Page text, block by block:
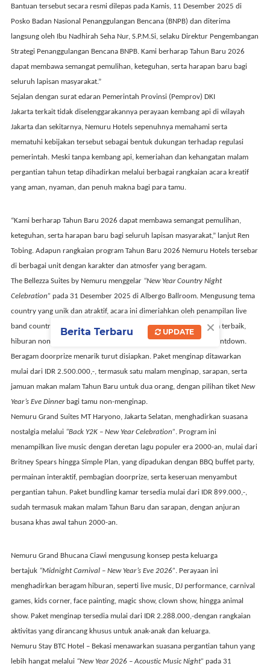
Bantuan tersebut secara resmi dilepas pada Kamis, 11 Desember 2025 di
Posko Badan Nasional Penanggulangan Bencana (BNPB) dan diterima
langsung oleh Ibu Nadhirah Seha Nur, S.P.M.Si, selaku Direktur Pengembangan
Strategi Penanggulangan Bencana BNPB. Kami berharap Tahun Baru 2026
dapat membawa semangat pemulihan, keteguhan, serta harapan baru bagi
seluruh lapisan masyarakat.”
Sejalan dengan surat edaran Pemerintah Provinsi (Pemprov) DKI
Jakarta terkait tidak diselenggarakannya perayaan kembang api di wilayah
Jakarta dan sekitarnya, Nemuru Hotels sepenuhnya memahami serta
mematuhi kebijakan tersebut sebagai bentuk dukungan terhadap regulasi
pemerintah. Meski tanpa kembang api, kemeriahan dan kehangatan malam
pergantian tahun tetap dihadirkan melalui berbagai rangkaian acara kreatif
yang aman, nyaman, dan penuh makna bagi para tamu.
“Kami berharap Tahun Baru 2026 dapat membawa semangat pemulihan,
keteguhan, serta harapan baru bagi seluruh lapisan masyarakat,” lanjut Ren
Tobing. Adapun rangkaian program Tahun Baru 2026 Nemuru Hotels tersebar
di berbagai unit dengan karakter dan atmosfer yang beragam.
The Bellezza Suites by Nemuru menggelar “New Year Country Night
Celebration” pada 31 Desember 2025 di Albergo Ballroom. Mengusung tema
country yang unik dan atraktif, acara ini dimeriahkan oleh penampilan live
band country, DJ performance, country dancer, kompetisi kostum terbaik,
hiburan non-stop sepanjang malam, serta momen spesial saat countdown.
Beragam doorprize menarik turut disiapkan. Paket menginap ditawarkan
mulai dari IDR 2.500.000,-, termasuk satu malam menginap, sarapan, serta
jamuan makan malam Tahun Baru untuk dua orang, dengan pilihan tiket New
Year’s Eve Dinner bagi tamu non-menginap.
Nemuru Grand Suites MT Haryono, Jakarta Selatan, menghadirkan suasana
nostalgia melalui “Back Y2K – New Year Celebration”. Program ini
menampilkan live music dengan deretan lagu populer era 2000-an, mulai dari
Britney Spears hingga Simple Plan, yang dipadukan dengan BBQ buffet party,
permainan interaktif, pembagian doorprize, serta keseruan menyambut
pergantian tahun. Paket bundling kamar tersedia mulai dari IDR 899.000,-,
sudah termasuk makan malam Tahun Baru dan sarapan, dengan anjuran
busana khas awal tahun 2000-an.
Nemuru Grand Bhucana Ciawi mengusung konsep pesta keluarga
bertajuk “Midnight Carnival – New Year’s Eve 2026”. Perayaan ini
menghadirkan beragam hiburan, seperti live music, DJ performance, carnival
games, kids corner, face painting, magic show, clown show, hingga animal
show. Paket menginap tersedia mulai dari IDR 2.288.000,-dengan rangkaian
aktivitas yang dirancang khusus untuk anak-anak dan keluarga.
Nemuru Stay BTC Hotel – Bekasi menawarkan suasana pergantian tahun yang
lebih hangat melalui “New Year 2026 – Acoustic Music Night” pada 31
×
Berita Terbaru UPDATE